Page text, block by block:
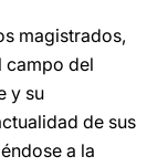
magistrados,
campo del
y su
de sus
a la